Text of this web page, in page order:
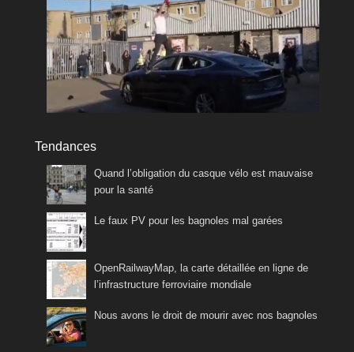
Tendances
Quand l’obligation du casque vélo est mauvaise
pour la santé
Le faux PV pour les bagnoles mal garées
OpenRailwayMap, la carte détaillée en ligne de
l’infrastructure ferroviaire mondiale
Nous avons le droit de mourir avec nos bagnoles